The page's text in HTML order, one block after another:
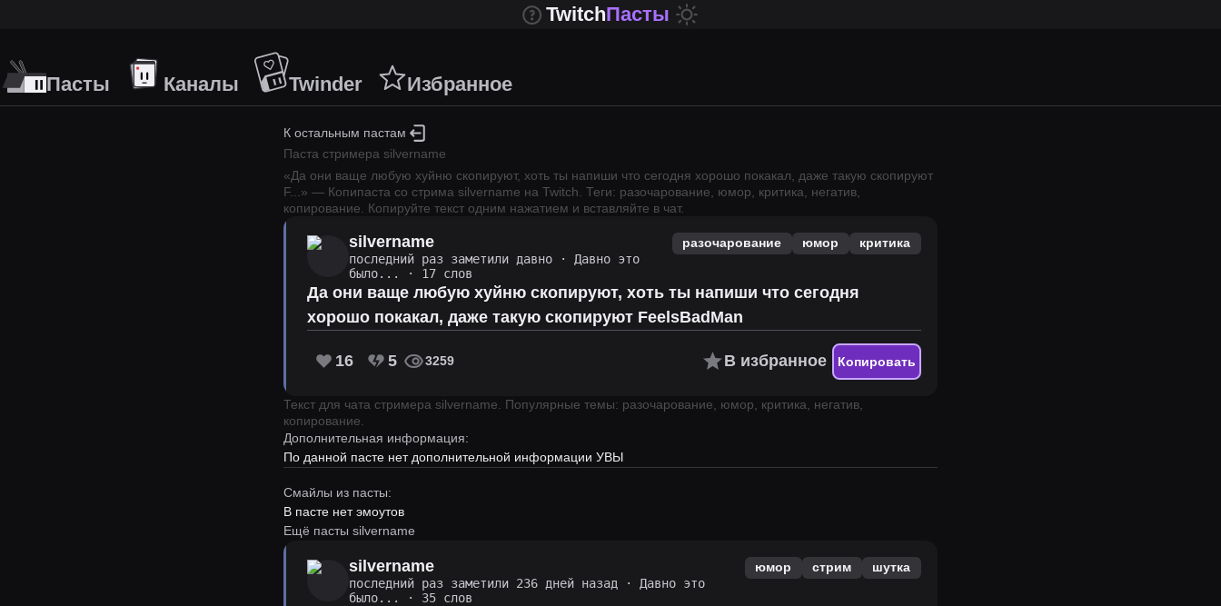
TwitchПасты
Пасты Каналы Twinder Избранное
К остальным пастам
Паста стримера silvername
«Да они ваще любую хуйню скопируют, хоть ты напиши что сегодня хорошо покакал, даже такую скопируют
F... » — Копипаста со стрима silvername на Twitch. Теги: разочарование, юмор, критика, негатив,
копирование.
Копируйте текст одним нажатием и вставляйте в чат.
silvername
последний раз заметили давно ·
Давно это
было...
· 17 слов
разочарование юмор критика
Да они ваще любую хуйню скопируют, хоть ты напиши что сегодня
хорошо покакал, даже такую скопируют FeelsBadMan
16 5 3259 В избранное Копировать
Текст для чата стримера silvername
Популярные темы: разочарование, юмор, критика, негатив,
копирование.
Дополнительная информация:
По данной пасте нет дополнительной информации УВЫ
Смайлы из пасты:
В пасте нет эмоутов
Ещё пасты silvername
silvername
последний раз заметили 236 дней назад ·
Давно это
было...
· 35 слов
юмор стрим шутка